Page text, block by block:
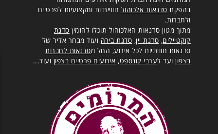
בהפקת סדנאות אלכוהול חווייתיות ומקצועיות לפרטיים
ולחברות.
מתוך מגוון סדנאות האלכוהול תוכלו להזמין סדנת
קוקטיילים, סדנת יין, סדנת בירה ועוד מבחר אדיר של
סדנאות חוויתיות לכל אירוע, החל מסדנאות לחברות
בצפוןועד לערבי קונספט, אירועים פרטיים בצפון ועוד...